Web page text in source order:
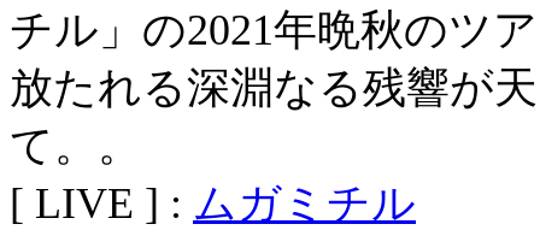
チル」の2021年晩秋のツ
放たれる深淵なる残響が
て。。
[ LIVE ] : ムガミチル